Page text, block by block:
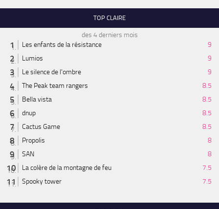
TOP CLAIRE
des 4 derniers mois
Les enfants de la résistance
9
Lumios
9
Le silence de l'ombre
9
The Peak team rangers
8.5
Bella vista
8.5
dnup
8.5
Cactus Game
8.5
Propolis
8
SAN
8
La colère de la montagne de feu
7.5
Spooky tower
7.5